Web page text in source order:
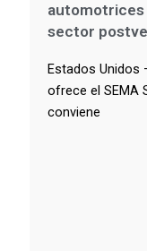
automotrices
sector
Estados Unidos
ofrece el SEMA
conviene